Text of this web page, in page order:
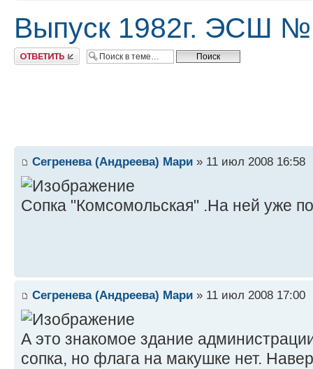
Выпуск 1982г. ЭСШ
Ответить
Сегренева (Андреева) Мари » 11 июл 2008 16:58
Сопка "Комсомольская" .На ней уже
Сегренева (Андреева) Мари » 11 июл 2008 17:00
А это знакомое здание
сопка, но флага на макушке нет.